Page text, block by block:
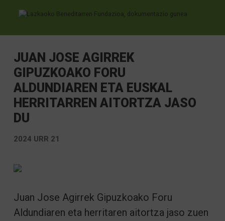
JUAN JOSE AGIRREK
GIPUZKOAKO FORU
ALDUNDIAREN ETA EUSKAL
HERRITARREN AITORTZA JASO
DU
2024 URR 21
Juan Jose Agirrek Gipuzkoako Foru
Aldundiaren eta herritaren aitortza jaso zuen